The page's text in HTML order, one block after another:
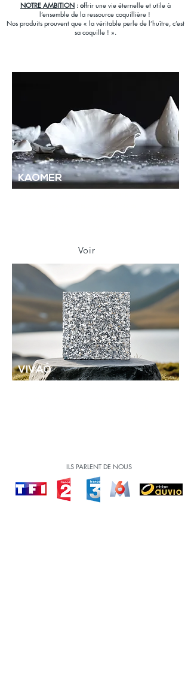
NOTRE AMBITION : offrir une vie éternelle et utile à
l’ensemble de la ressource coquillière !
Nos produits prouvent que « la véritable perle de l’huître, c’est
sa coquille ! ».
KAOMER
Voir
VIVAÔ
ILS PARLENT DE NOUS